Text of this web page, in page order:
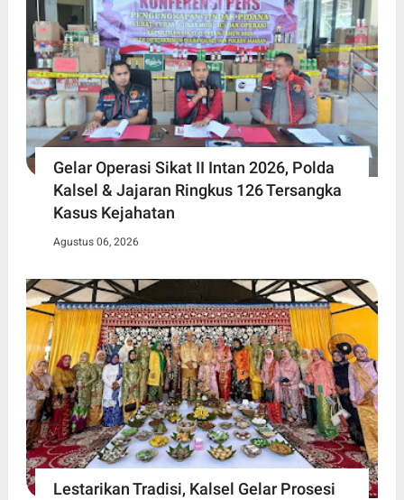
Gelar Operasi Sikat II Intan 2026, Polda
Kalsel & Jajaran Ringkus 126 Tersangka
Kasus Kejahatan
Agustus 06, 2026
Lestarikan Tradisi, Kalsel Gelar Prosesi